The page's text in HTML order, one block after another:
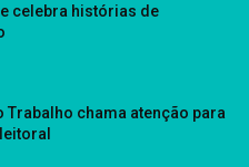
celebra histórias de
Trabalho chama atenção para